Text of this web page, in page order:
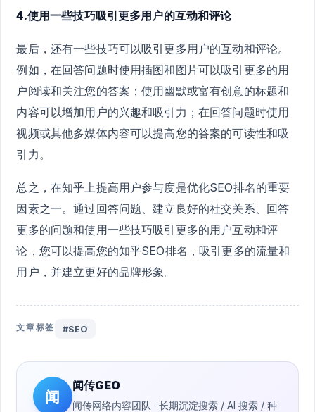
4.使用一些技巧吸引更多用户的互动和评论
最后，还有一些技巧可以吸引更多用户的互动和评论。
例如，在回答问题时使用插图和图片可以吸引更多的用
户阅读和关注您的答案；使用幽默或富有创意的标题和
内容可以增加用户的兴趣和吸引力；在回答问题时使用
视频或其他多媒体内容可以提高您的答案的可读性和吸
引力。
总之，在知乎上提高用户参与度是优化SEO排名的重要
因素之一。通过回答问题、建立良好的社交关系、回答
更多的问题和使用一些技巧吸引更多的用户互动和评
论，您可以提高您的知乎SEO排名，吸引更多的流量和
用户，并建立更好的品牌形象。
文章标签 #SEO
闻
闻传GEO
闻传网络内容团队 · 长期沉淀搜索 / AI 搜索 / 种